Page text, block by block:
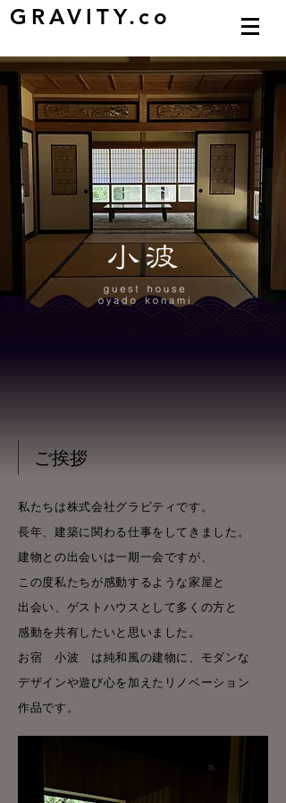
GRAVITY.co
​ご挨拶
私たちは株式会社グラビティです。
長年、建築に関わる仕事をしてきました。
建物との出会いは一期一会ですが、
この度私たちが感動するような家屋と
出会い、ゲストハウスとして多くの方と
感動を共有したいと思いました。
お宿 小波 は純和風の建物に、モダンな
デザインや遊び心を加えたリノベーション
作品です。